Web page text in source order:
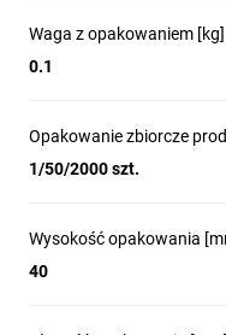
Waga z opakowaniem [kg]
0.1
Opakowanie zbiorcze
1/50/2000 szt.
Wysokość opakowania
40